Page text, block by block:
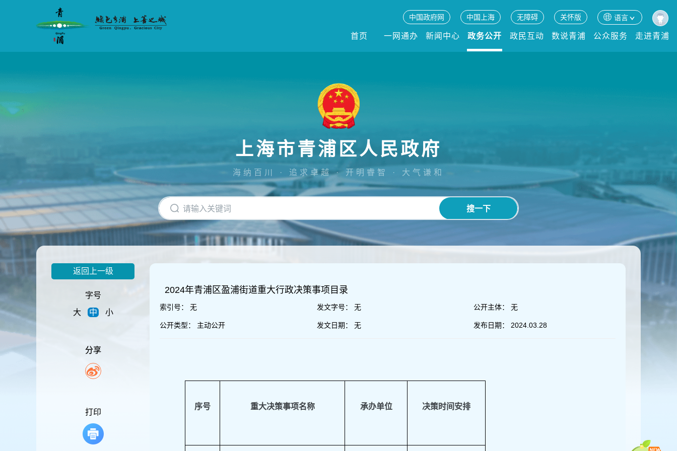
网
主
要
内
容
区
域
中国政府网 中国上海 无障碍 关怀版 语言
首页 一网通办 新闻中心 政务公开 政民互动 数说青浦 公众服务 走进青浦
上海市青浦区人民政府
海纳百川 · 追求卓越 · 开明睿智 · 大气谦和
搜一下
返回上一级
字号
大
中 小
分享
打印
2024年青浦区盈浦街道重大行政决策事项目录
索引号： 无
公开类型： 主动公开
发文字号： 无
发文日期： 无
公开主体： 无
发布日期： 2024.03.28
序号 重大决策事项名称 承办单位 决策时间安排